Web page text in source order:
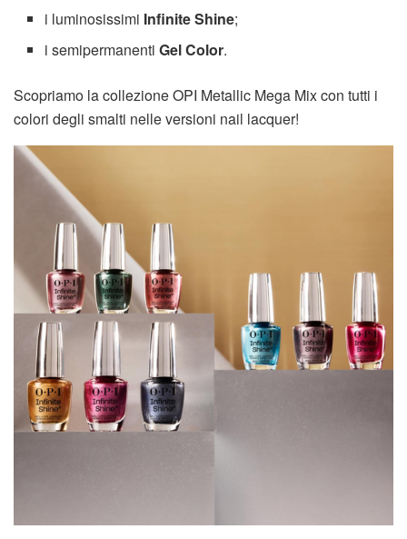
i luminosissimi Infinite Shine;
i semipermanentiGel Color.
Scopriamo la collezione OPI Metallic Mega Mix con tutti i
colori degli smalti nelle versioni nail lacquer!